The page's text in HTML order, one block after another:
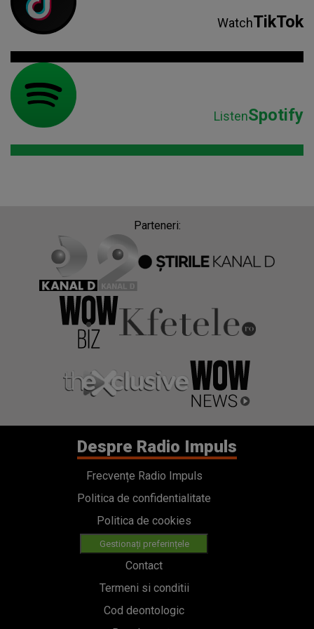
WatchTikTok
ListenSpotify
Parteneri:
Despre Radio Impuls
Frecvențe Radio Impuls
Politica de confidentialitate
Politica de cookies
Gestionați preferințele
Contact
Termeni si conditii
Cod deontologic